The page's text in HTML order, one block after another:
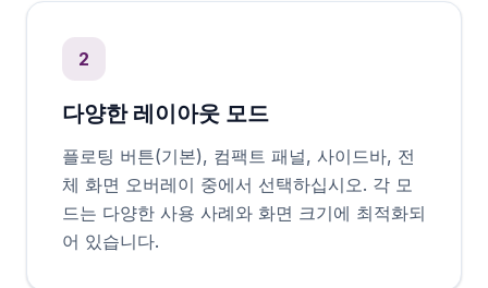
2
다양한 레이아웃 모드
플로팅 버튼(기본), 컴팩트 패널, 사이드바, 전
체 화면 오버레이 중에서 선택하십시오. 각 모
드는 다양한 사용 사례와 화면 크기에 최적화되
어 있습니다.